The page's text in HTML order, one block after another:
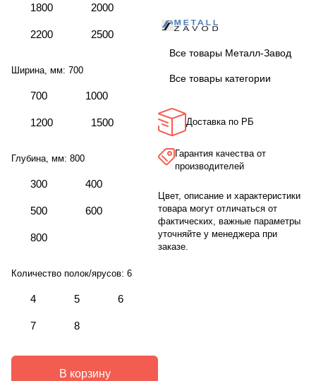
1800 2000
2200 2500
Ширина, мм: 700
700 1000
1200 1500
Глубина, мм: 800
300 400
500 600
800
Количество полок/ярусов: 6
4 5 6
7 8
В корзину
Все товары Металл-Завод
Все товары категории
Доставка по РБ
Гарантия качества от
производителей
Цвет, описание и характеристики
товара могут отличаться от
фактических, важные параметры
уточняйте у менеджера при
заказе.